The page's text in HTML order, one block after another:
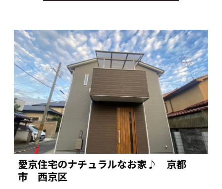
愛京住宅のナチュラルなお家♪ 京都
市 西京区